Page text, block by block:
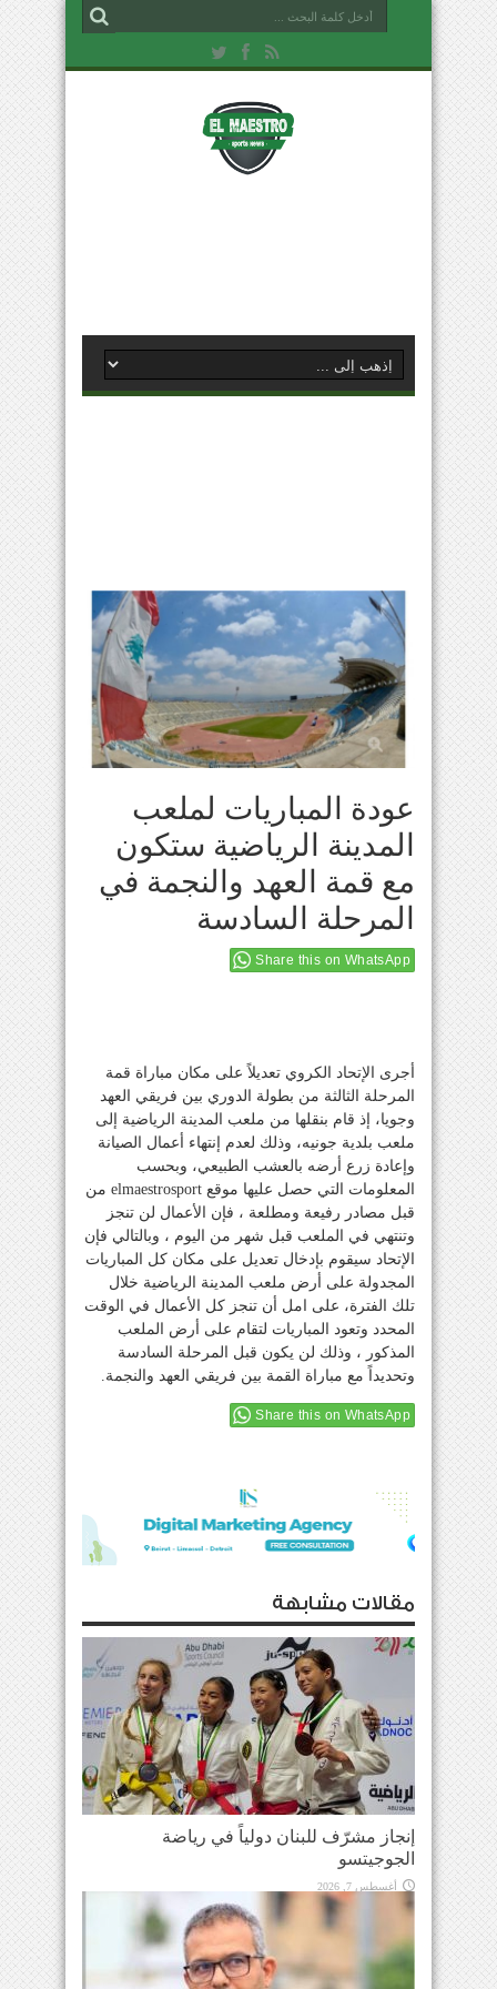
عودة المباريات لملعب
المدينة الرياضية ستكون
مع قمة العهد والنجمة في
المرحلة السادسة
Share this on WhatsApp
أجرى الإتحاد الكروي تعديلاً على مكان مباراة قمة
المرحلة الثالثة من بطولة الدوري بين فريقي العهد
وجويا، إذ قام بنقلها من ملعب المدينة الرياضية إلى
ملعب بلدية جونيه، وذلك لعدم إنتهاء أعمال الصيانة
وإعادة زرع أرضه بالعشب الطبيعي، وبحسب
المعلومات التي حصل عليها موقع elmaestrosport من
قبل مصادر رفيعة ومطلعة ، فإن الأعمال لن تنجز
وتنتهي في الملعب قبل شهر من اليوم ، وبالتالي فإن
الإتحاد سيقوم بإدخال تعديل على مكان كل المباريات
المجدولة على أرض ملعب المدينة الرياضية خلال
تلك الفترة، على امل أن تنجز كل الأعمال في الوقت
المحدد وتعود المباريات لتقام على أرض الملعب
المذكور ، وذلك لن يكون قبل المرحلة السادسة
وتحديداً مع مباراة القمة بين فريقي العهد والنجمة.
Share this on WhatsApp
مقالات مشابهة
إنجاز مشرّف للبنان دولياً في رياضة
الجوجيتسو
أغسطس 7, 2026